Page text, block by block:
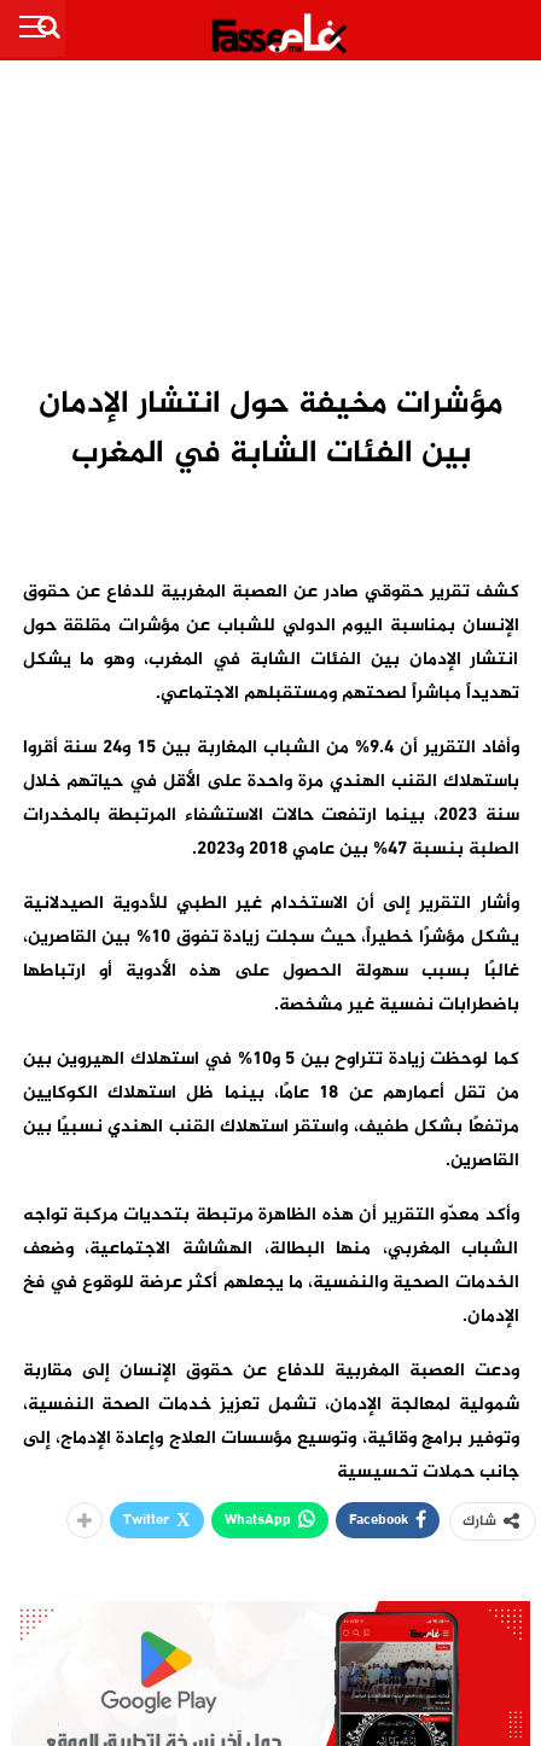
مؤشرات مخيفة حول انتشار الإدمان
بين الفئات الشابة في المغرب
كشف تقرير حقوقي صادر عن العصبة المغربية للدفاع عن حقوق
الإنسان بمناسبة اليوم الدولي للشباب عن مؤشرات مقلقة حول
انتشار الإدمان بين الفئات الشابة في المغرب، وهو ما يشكل
تهديداً مباشراً لصحتهم ومستقبلهم الاجتماعي.
وأفاد التقرير أن 9.4% من الشباب المغاربة بين 15 و24 سنة أقروا
باستهلاك القنب الهندي مرة واحدة على الأقل في حياتهم خلال
سنة 2023، بينما ارتفعت حالات الاستشفاء المرتبطة بالمخدرات
الصلبة بنسبة 47% بين عامي 2018 و2023.
وأشار التقرير إلى أن الاستخدام غير الطبي للأدوية الصيدلانية
يشكل مؤشرًا خطيراً، حيث سجلت زيادة تفوق 10% بين القاصرين،
غالبًا بسبب سهولة الحصول على هذه الأدوية أو ارتباطها
باضطرابات نفسية غير مشخصة.
كما لوحظت زيادة تتراوح بين 5 و10% في استهلاك الهيروين بين
من تقل أعمارهم عن 18 عامًا، بينما ظل استهلاك الكوكايين
مرتفعًا بشكل طفيف، واستقر استهلاك القنب الهندي نسبيًا بين
القاصرين.
وأكد معدّو التقرير أن هذه الظاهرة مرتبطة بتحديات مركبة تواجه
الشباب المغربي، منها البطالة، الهشاشة الاجتماعية، وضعف
الخدمات الصحية والنفسية، ما يجعلهم أكثر عرضة للوقوع في فخ
الإدمان.
ودعت العصبة المغربية للدفاع عن حقوق الإنسان إلى مقاربة
شمولية لمعالجة الإدمان، تشمل تعزيز خدمات الصحة النفسية،
وتوفير برامج وقائية، وتوسيع مؤسسات العلاج وإعادة الإدماج، إلى
جانب حملات تحسيسية
شارك Facebook
WhatsApp
Twitter